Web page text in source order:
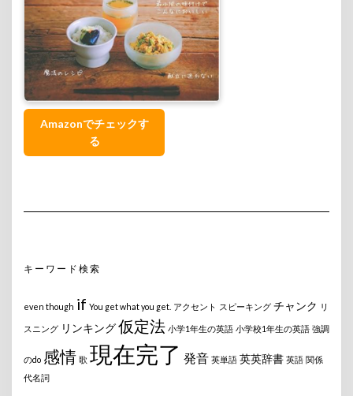
Amazonでチェックす
る
キーワード検索
even though if You get what you get. アクセント スピーキング チャンク リ
スニング リンキング仮定法 小学1年生の英語 小学校1年生の英語 強調
のdo 感情 歌 現在完了 発音 英単語 英英辞書 英語 関係
代名詞